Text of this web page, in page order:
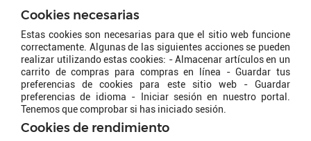
Cookies necesarias
Estas cookies son necesarias para que el sitio web funcione
correctamente. Algunas de las siguientes acciones se pueden
realizar utilizando estas cookies: - Almacenar artículos en un
carrito de compras para compras en línea - Guardar tus
preferencias de cookies para este sitio web - Guardar
preferencias de idioma - Iniciar sesión en nuestro portal.
Tenemos que comprobar si has iniciado sesión.
Cookies de rendimiento